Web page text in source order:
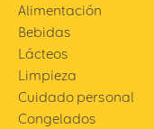
Alimentación
Bebidas
Lácteos
Limpieza
Cuidado personal
Congelados